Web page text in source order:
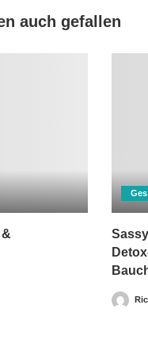
auch gefallen
Posted